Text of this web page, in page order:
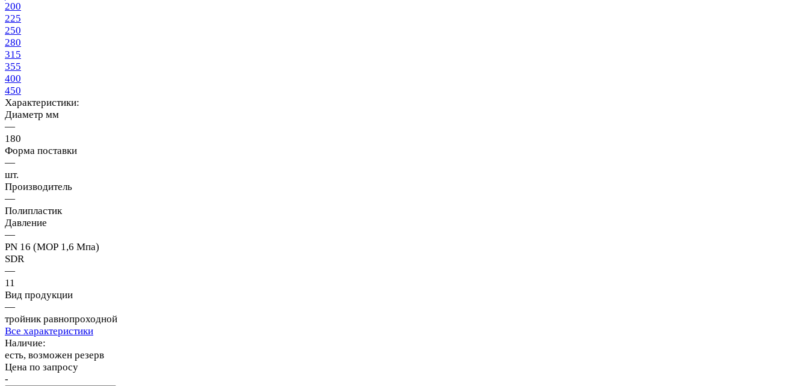
200
225
250
280
315
355
400
450
Характеристики:
Диаметр мм
—
180
Форма поставки
—
шт.
Производитель
—
Полипластик
Давление
—
PN 16 (МОР 1,6 Мпа)
SDR
—
11
Вид продукции
—
тройник равнопроходной
Все характеристики
Наличие:
есть, возможен резерв
Цена по запросу
-